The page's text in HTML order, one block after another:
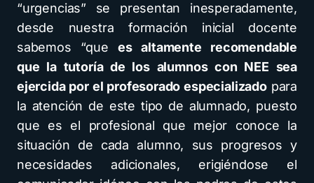
“urgencias” se presentan inesperadamente,
desde nuestra formación inicial docente
sabemos “quees altamente recomendable
que la tutoría de los alumnos con NEE sea
ejercida por el profesorado especializadopara
la atención de este tipo de alumnado, puesto
que es el profesional que mejor conoce la
situación de cada alumno, sus progresos y
necesidades adicionales, erigiéndose el